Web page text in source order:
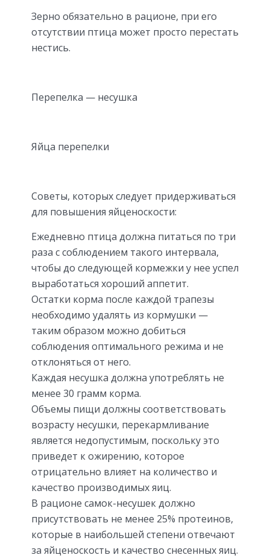
Зерно обязательно в рационе, при его
отсутствии птица может просто перестать
нестись.
Перепелка — несушка
Яйца перепелки
Советы, которых следует придерживаться
для повышения яйценоскости:
Ежедневно птица должна питаться по три
раза с соблюдением такого интервала,
чтобы до следующей кормежки у нее успел
выработаться хороший аппетит.
Остатки корма после каждой трапезы
необходимо удалять из кормушки —
таким образом можно добиться
соблюдения оптимального режима и не
отклоняться от него.
Каждая несушка должна употреблять не
менее 30 грамм корма.
Объемы пищи должны соответствовать
возрасту несушки, перекармливание
является недопустимым, поскольку это
приведет к ожирению, которое
отрицательно влияет на количество и
качество производимых яиц.
В рационе самок-несушек должно
присутствовать не менее 25% протеинов,
которые в наибольшей степени отвечают
за яйценоскость и качество снесенных яиц.